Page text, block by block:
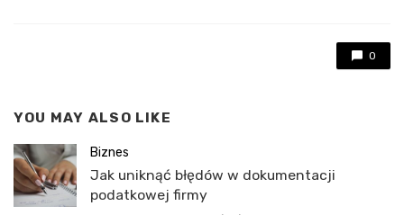
0
YOU MAY ALSO LIKE
Biznes
Jak uniknąć błędów w dokumentacji
podatkowej firmy